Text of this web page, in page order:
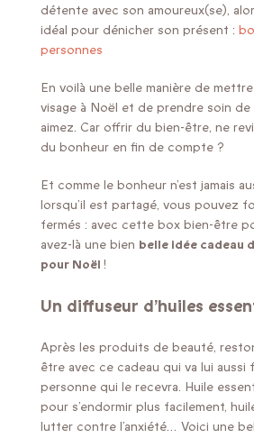
détente avec son amoureux(se),
idéal pour dénicher son présent :
personnes
En voilà une belle manière de
visage à Noël et de prendre soin
aimez. Car offrir du bien-être, ne
du bonheur en fin de compte ?
Et comme le bonheur n’est jamais
lorsqu’il est partagé, vous pouvez
fermés : avec cette box bien-être
avez-là une bien belle idée cadeau
pour Noël !
Un diffuseur d’huiles
Après les produits de beauté,
être avec ce cadeau qui va lui aussi
personne qui le recevra. Huile
pour s’endormir plus facilement,
lutter contre l’anxiété… Voici une